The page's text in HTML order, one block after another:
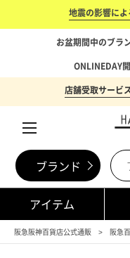
地震の影響に
お盆期間中のブラ
ONLINEDAY
店舗受取サービ
ブランド
アイテム
阪急阪神百貨店公式通販 阪急